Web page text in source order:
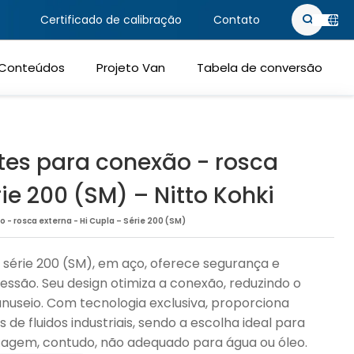
Certificado de calibração
Contato
PT-BR
Projeto Van Tabela de conversão
para conexão - rosca
200 (SM) – Nitto Kohki
- rosca externa - Hi Cupla – Série 200 (SM)
200 (SM), em aço, oferece segurança e
Seu design otimiza a conexão, reduzindo o
Com tecnologia exclusiva, proporciona
fluidos industriais, sendo a escolha ideal para
contudo, não adequado para água ou óleo.